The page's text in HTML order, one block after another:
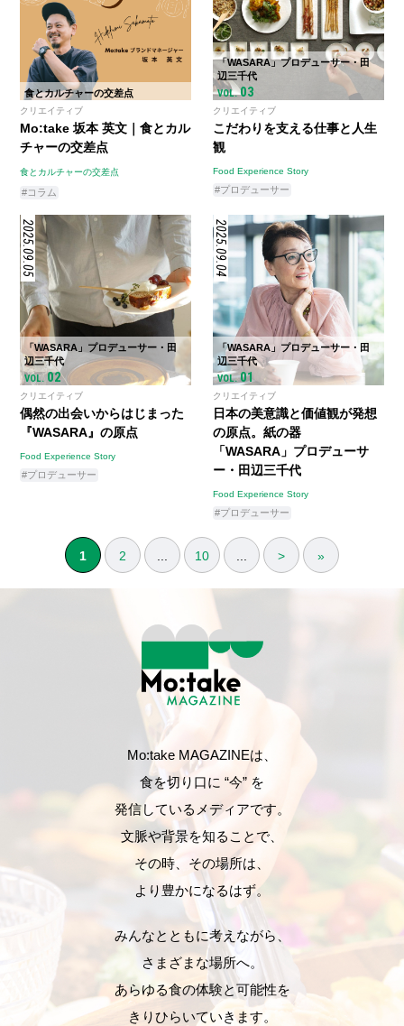
食とカルチャーの交差点
クリエイティブ
Mo:take 坂本 英文｜食とカル
チャーの交差点
食とカルチャーの交差点
#コラム
「WASARA」プロデューサー・田
辺三千代
VOL.03
クリエイティブ
こだわりを支える仕事と人生
観
Food Experience Story
#プロデューサー
2025.09.05
「WASARA」プロデューサー・田
辺三千代
VOL. 02
クリエイティブ
偶然の出会いからはじまった
『WASARA』の原点
Food Experience Story
#プロデューサー
2025.09.04
「WASARA」プロデューサー・田
辺三千代
VOL.01
クリエイティブ
日本の美意識と価値観が発想
の原点。紙の器
「WASARA」プロデューサ
ー・田辺三千代
Food Experience Story
#プロデューサー
1 2 10 > »
Mo:take MAGAZINEは、
食を切り口に “今” を
発信しているメディアです。
文脈や背景を知ることで、
その時、その場所は、
より豊かになるはず。
みんなとともに考えながら、
さまざまな場所へ。
あらゆる食の体験と可能性を
きりひらいていきます。